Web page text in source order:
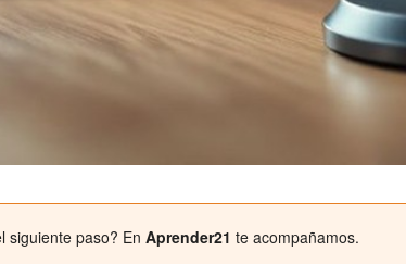
siguiente paso? En Aprender21 te acompañamos.